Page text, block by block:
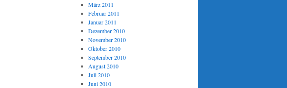
März 2011
Februar 2011
Januar 2011
Dezember 2010
November 2010
Oktober 2010
September 2010
August 2010
Juli 2010
Juni 2010